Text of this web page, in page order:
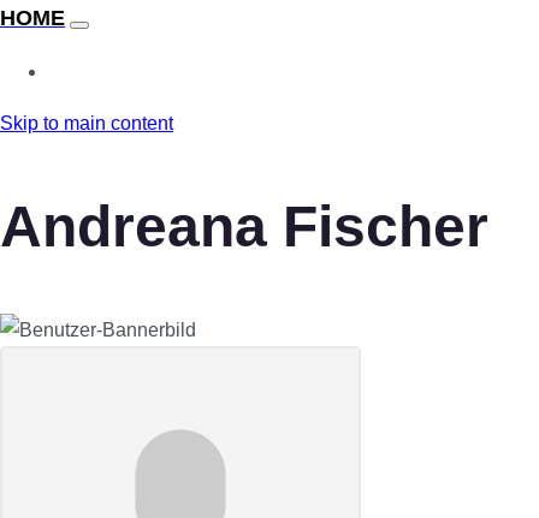
Skip to main content
Andreana Fischer